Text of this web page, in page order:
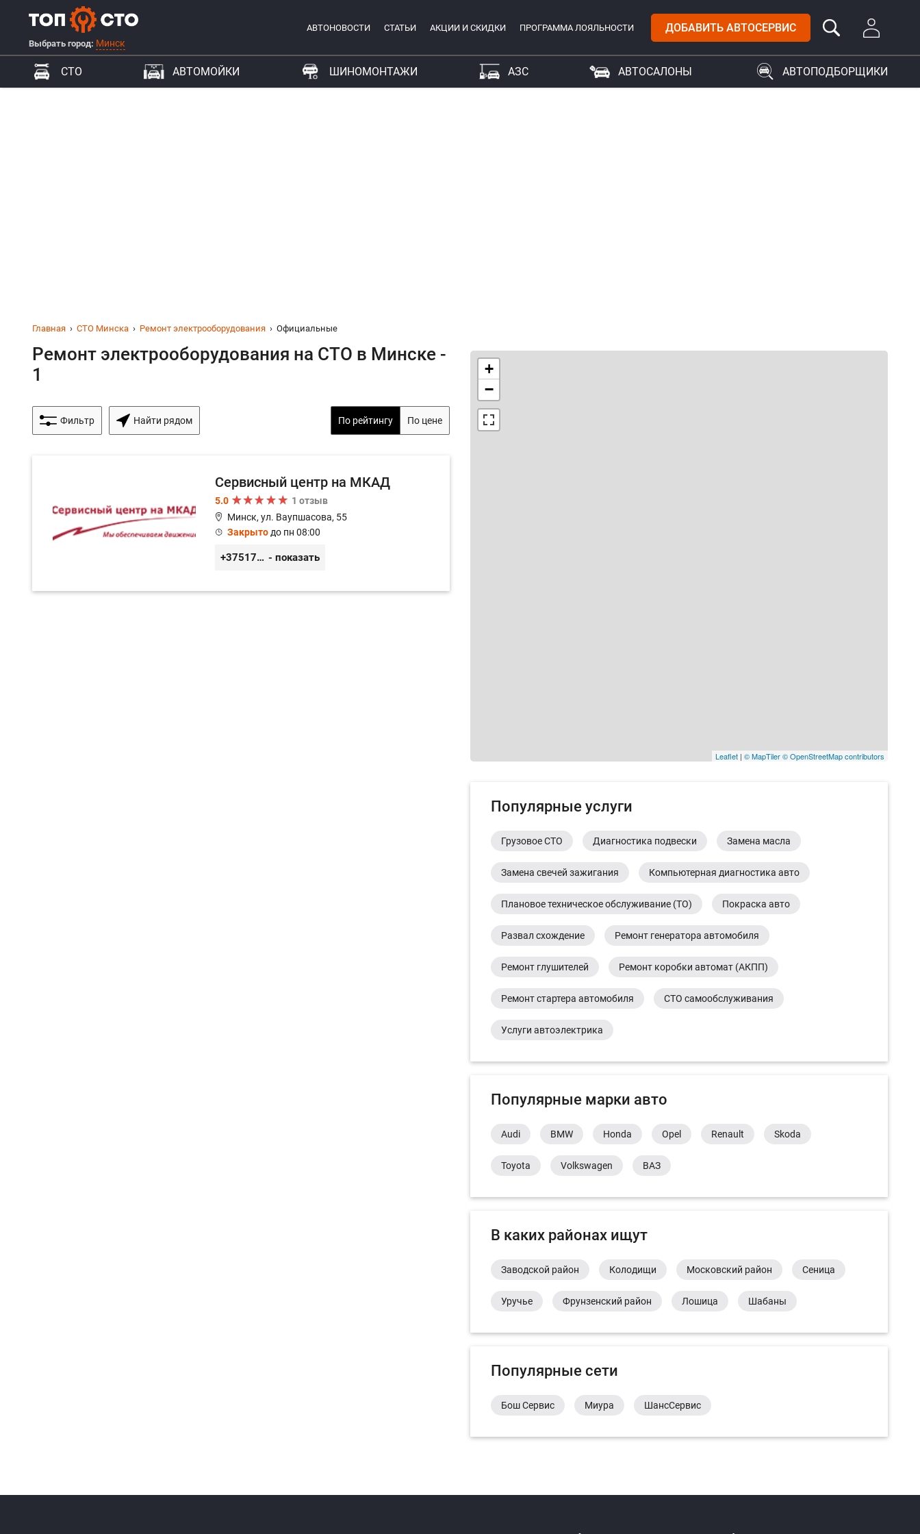
Выбрать город: Минск
АВТОНОВОСТИ СТАТЬИ АКЦИИ И СКИДКИ ПРОГРАММА ЛОЯЛЬНОСТИ ДОБАВИТЬ АВТОСЕРВИС
СТО АВТОМОЙКИ ШИНОМОНТАЖИ АЗС АВТОСАЛОНЫ АВТОПОДБОРЩИКИ
Главная СТО Минска Ремонт электрооборудования Официальные
Ремонт электрооборудования на СТО в Минске -
1
Фильтр Найти рядом По рейтингу По цене
Сервисный центр на МКАД
5.0
1 отзыв
Минск, ул. Ваупшасова, 55
Закрытодо пн 08:00
+375173613000 - показать
+
−
Leaflet | © MapTiler© OpenStreetMap contributors
Популярные услуги
Грузовое СТО Диагностика подвески Замена масла
Замена свечей зажигания Компьютерная диагностика авто
Плановое техническое обслуживание (ТО) Покраска авто
Развал схождение Ремонт генератора автомобиля
Ремонт глушителей Ремонт коробки автомат (АКПП)
Ремонт стартера автомобиля СТО самообслуживания
Услуги автоэлектрика
Популярные марки авто
Audi BMW Honda Opel Renault Skoda
Toyota Volkswagen ВАЗ
В каких районах ищут
Заводской район Колодищи Московский район Сеница
Уручье Фрунзенский район Лошица Шабаны
Популярные сети
Бош Сервис Миура ШансСервис